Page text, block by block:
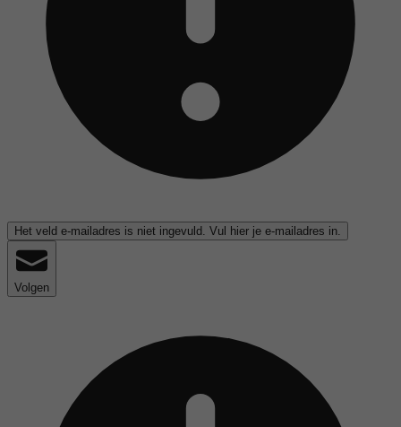
Het veld e-mailadres is niet ingevuld. Vul hier je e-mailadres in.
Volgen